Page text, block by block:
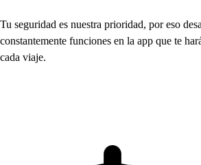
Tu seguridad es nuestra prioridad, por eso des
constantemente funciones en la app que te h
cada viaje.